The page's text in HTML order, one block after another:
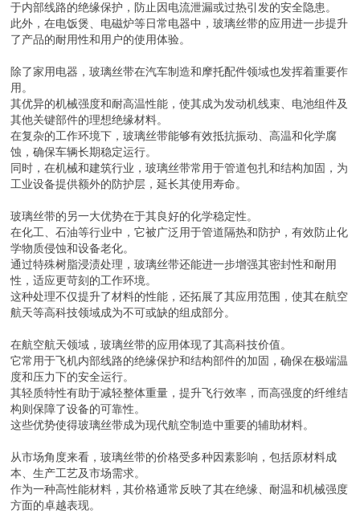
于内部线路的绝缘保护，防止因电流泄漏或过热引发的安全隐患。
此外，在电饭煲、电磁炉等日常电器中，玻璃丝带的应用进一步提升
了产品的耐用性和用户的使用体验。
除了家用电器，玻璃丝带在汽车制造和摩托配件领域也发挥着重要作
用。
其优异的机械强度和耐高温性能，使其成为发动机线束、电池组件及
其他关键部件的理想绝缘材料。
在复杂的工作环境下，玻璃丝带能够有效抵抗振动、高温和化学腐
蚀，确保车辆长期稳定运行。
同时，在机械和建筑行业，玻璃丝带常用于管道包扎和结构加固，为
工业设备提供额外的防护层，延长其使用寿命。
玻璃丝带的另一大优势在于其良好的化学稳定性。
在化工、石油等行业中，它被广泛用于管道隔热和防护，有效防止化
学物质侵蚀和设备老化。
通过特殊树脂浸渍处理，玻璃丝带还能进一步增强其密封性和耐用
性，适应更苛刻的工作环境。
这种处理不仅提升了材料的性能，还拓展了其应用范围，使其在航空
航天等高科技领域成为不可或缺的组成部分。
在航空航天领域，玻璃丝带的应用体现了其高科技价值。
它常用于飞机内部线路的绝缘保护和结构部件的加固，确保在极端温
度和压力下的安全运行。
其轻质特性有助于减轻整体重量，提升飞行效率，而高强度的纤维结
构则保障了设备的可靠性。
这些优势使得玻璃丝带成为现代航空制造中重要的辅助材料。
从市场角度来看，玻璃丝带的价格受多种因素影响，包括原材料成
本、生产工艺及市场需求。
作为一种高性能材料，其价格通常反映了其在绝缘、耐温和机械强度
方面的卓越表现。